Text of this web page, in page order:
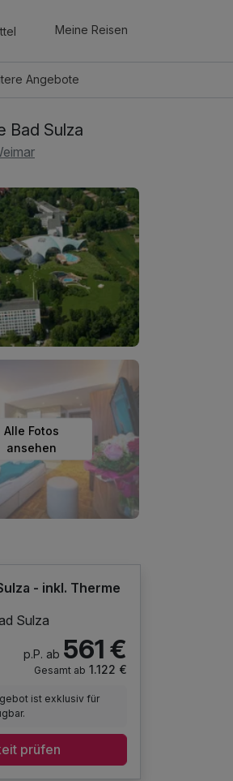
Meine Reisen
Angebote
Bad Sulza
Alle Fotos
ansehen
- inkl. Therme
Sulza
p.P. ab 561 €
Gesamt ab 1.122 €
ist exklusiv für
prüfen